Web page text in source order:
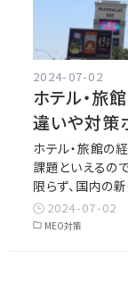
2024-07-02
ホテル・旅
違いや対策
ホテル・旅館の
課題といえるの
限らず、国内の
2024-07-02
MEO対策